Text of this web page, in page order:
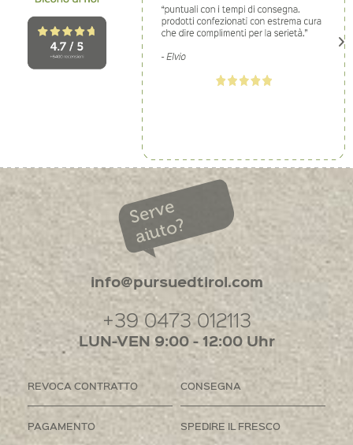
Serve
aiuto?
info@pursuedtirol.com
+39 0473 012113
LUN-VEN 9:00 - 12:00 Uhr
REVOCA CONTRATTO CONSEGNA
PAGAMENTO SPEDIRE IL FRESCO